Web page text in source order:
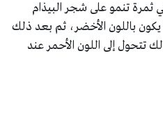
ثمرة تنمو على شجر البيذام
يكون باللون الأخضر، ثم بعد ذلك
تتحول إلى اللون الأحمر عند